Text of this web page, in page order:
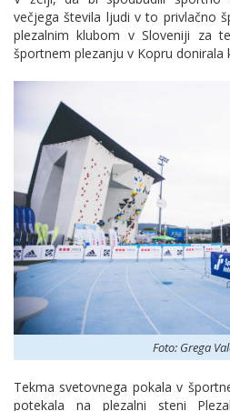
večjega števila ljudi v to privlačno
plezalnim klubom v Sloveniji za
športnem plezanju v Kopru donirala
Foto: Grega
Tekma svetovnega pokala v
potekala na plezalni steni